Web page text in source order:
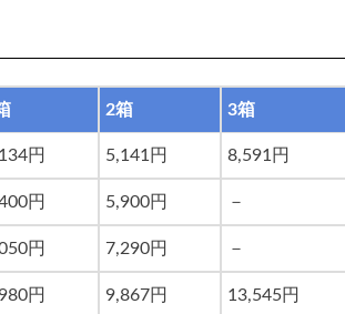
2箱 3箱
円 5,141円 8,591円
円 5,900円 －
円 7,290円 －
円 9,867円 13,545円